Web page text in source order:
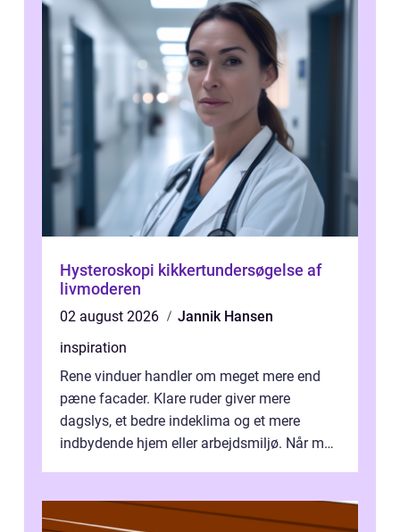
Hysteroskopi kikkertundersøgelse af
livmoderen
02 august 2026
Jannik Hansen
inspiration
Rene vinduer handler om meget mere end
pæne facader. Klare ruder giver mere
dagslys, et bedre indeklima og et mere
indbydende hjem eller arbejdsmiljø. Når man